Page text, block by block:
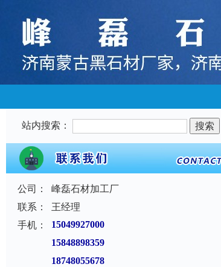
站内搜索：
公司：
峰磊石材加工厂
联系：
王经理
手机：
15049927000
15848898359
18748055678